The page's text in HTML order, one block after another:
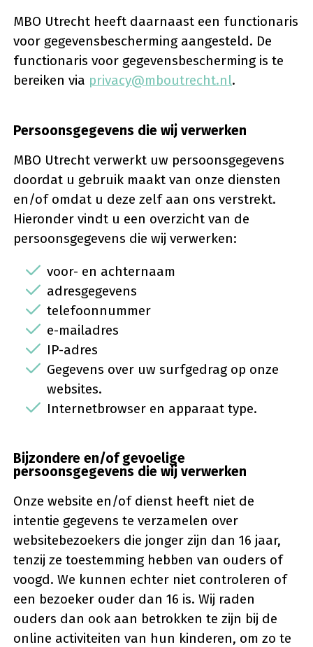
MBO Utrecht heeft daarnaast een functionaris
voor gegevensbescherming aangesteld. De
functionaris voor gegevensbescherming is te
bereiken via privacy@mboutrecht.nl.
Persoonsgegevens die wij verwerken
MBO Utrecht verwerkt uw persoonsgegevens
doordat u gebruik maakt van onze diensten
en/of omdat u deze zelf aan ons verstrekt.
Hieronder vindt u een overzicht van de
persoonsgegevens die wij verwerken:
voor- en achternaam
adresgegevens
telefoonnummer
e-mailadres
IP-adres
Gegevens over uw surfgedrag op onze
websites.
Internetbrowser en apparaat type.
Bijzondere en/of gevoelige
persoonsgegevens die wij verwerken
Onze website en/of dienst heeft niet de
intentie gegevens te verzamelen over
websitebezoekers die jonger zijn dan 16 jaar,
tenzij ze toestemming hebben van ouders of
voogd. We kunnen echter niet controleren of
een bezoeker ouder dan 16 is. Wij raden
ouders dan ook aan betrokken te zijn bij de
online activiteiten van hun kinderen, om zo te